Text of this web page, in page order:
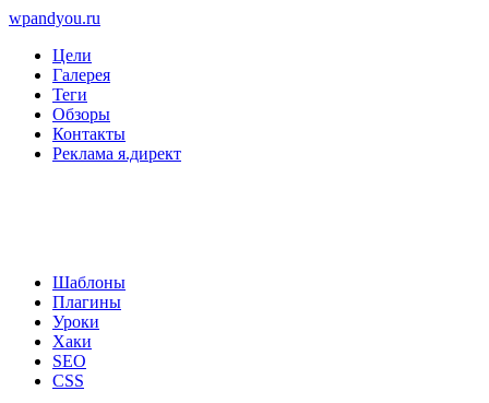
wpandyou.ru
Цели
Галерея
Теги
Обзоры
Контакты
Реклама я.директ
Шаблоны
Плагины
Уроки
Хаки
SEO
CSS